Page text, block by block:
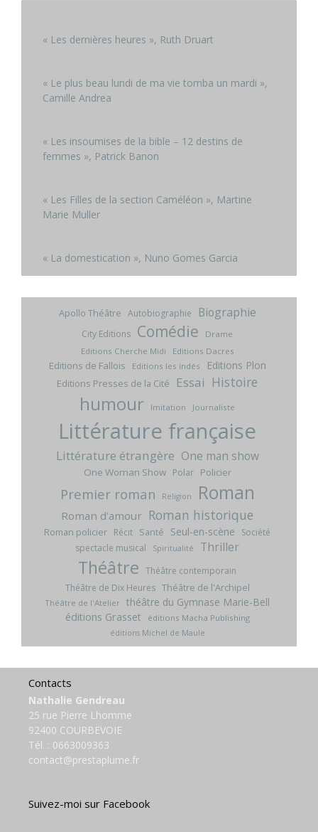
« Les dernières heures », Ruth Druart
« Le plus beau lundi de ma vie tomba un mardi »,
Camille Andrea
« Les insoumises de la bible – 12 destins de
femmes », Patrick Banon
« Les Filles de la section Caméléon », Martine
Marie Muller
« La domestication », Nuno Gomes Garcia
Apollo Théâtre Autobiographie Biographie
City Editions Comédie
Drame
Editions Cherche Midi
Editions Dacres
Editions de Fallois Editions les indés Editions Plon
Editions Presses de la Cité Essai Histoire
humour Imitation Journaliste
Littérature française
Littérature étrangère One man show
One Woman Show Polar Policier
Premier roman Religion Roman
Roman d'amour Roman historique
Roman policier Récit Santé Seul-en-scène
Société
spectacle musical
Spiritualité Thriller
Théâtre Théâtre contemporain
Théâtre de Dix Heures Théâtre de l'Archipel
Théâtre de l'Atelier théâtre du Gymnase Marie-Bell
éditions Grasset
éditions Macha Publishing
éditions Michel de Maule
Contacts
Nathalie Gendreau
25 rue Pierre Lhomme
92400 COURBEVOIE
Tél. : 0663009363
contact@prestaplume.fr
Suivez-moi sur Facebook